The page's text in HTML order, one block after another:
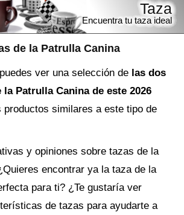
de la Patrulla Canina
Taza
Encuentra tu taza ideal
ver una selección de las dos
la Patrulla Canina de este 2026
productos similares a este tipo de
y opiniones sobre tazas de la
encontrar ya la tazade la
para ti? ¿Te gustaría ver
de tazas para ayudarte a